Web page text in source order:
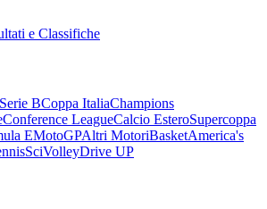
e Classifiche
Serie BCoppa ItaliaChampions
Conference LeagueCalcio EsteroSupercoppa
EMotoGPAltri MotoriBasketAmerica's
SciVolleyDrive UP